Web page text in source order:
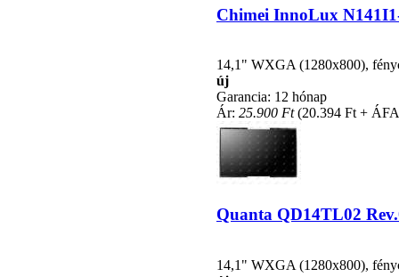
Chimei InnoLux
14,1" WXGA (1280x800),
új
Garancia: 12 hónap
Ár: 25.900 Ft(20.394 Ft +
Quanta QD14TL02
14,1" WXGA (1280x800),